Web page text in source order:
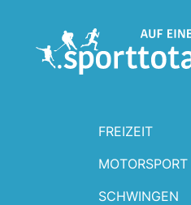
FREIZEIT
MOTORSPORT
SCHWINGEN